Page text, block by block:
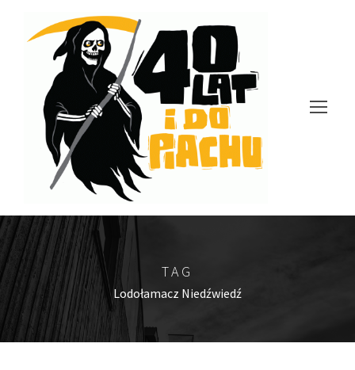
TAG
Lodołamacz Niedźwiedź